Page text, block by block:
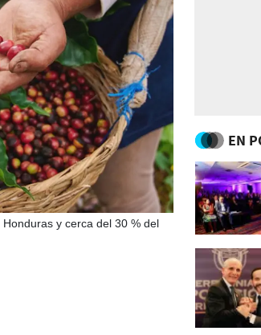
y cerca del 30 % del
EN